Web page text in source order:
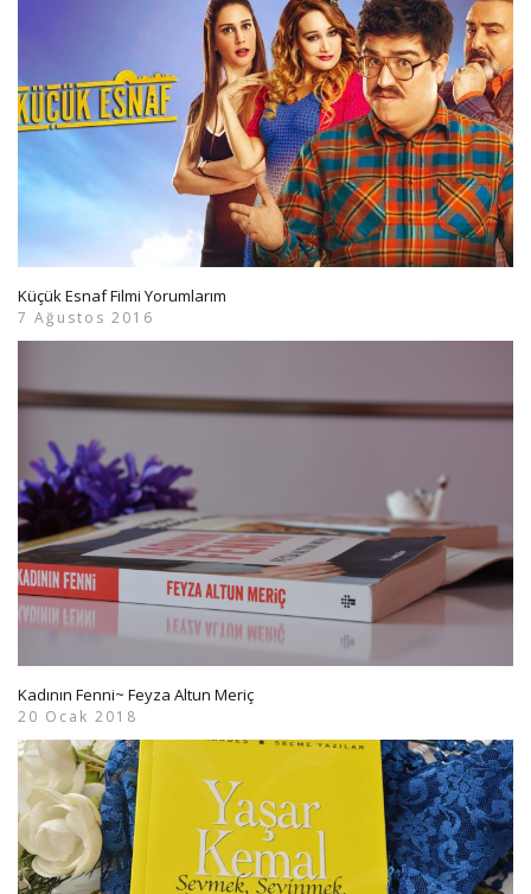
Küçük Esnaf Filmi Yorumlarım
7 Ağustos 2016
Kadının Fenni~ Feyza Altun Meriç
20 Ocak 2018